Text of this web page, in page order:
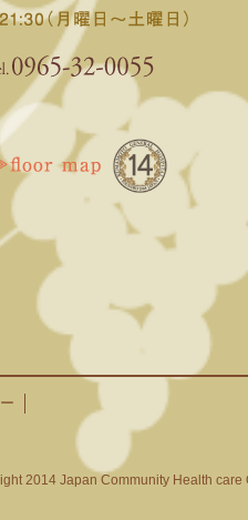
2014 Japan Community Health